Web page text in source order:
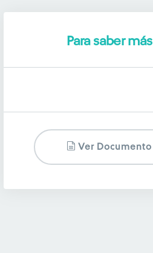
Para saber más
Ver Documento